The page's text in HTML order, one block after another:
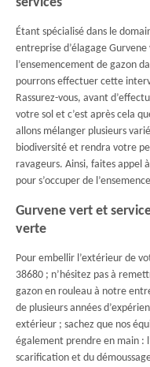
Étant spécialisé dans le
entreprise d’élagage
l’ensemencement de gazon
pourrons effectuer cette
Rassurez-vous, avant
votre sol et c’est après cela
allons mélanger plusieurs
biodiversité et rendra votre
ravageurs. Ainsi, faites appel
pour s’occuper de
Gurvene vert et
verte
Pour embellir l’extérieur de
38680 ; n’hésitez pas à
gazon en rouleau à notre
de plusieurs années
extérieur ; sachez que nos
également prendre en main :
scarification et du